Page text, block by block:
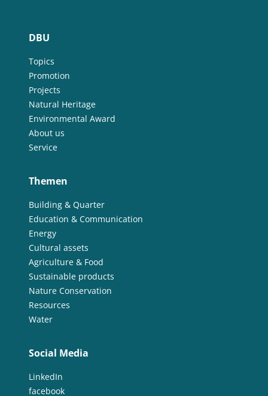
DBU
Topics
Promotion
Projects
Natural Heritage
Environmental Award
About us
Service
Themen
Building & Quarter
Education & Communication
Energy
Cultural assets
Agriculture & Food
Sustainable products
Nature Conservation
Resources
Water
Social Media
LinkedIn
facebook